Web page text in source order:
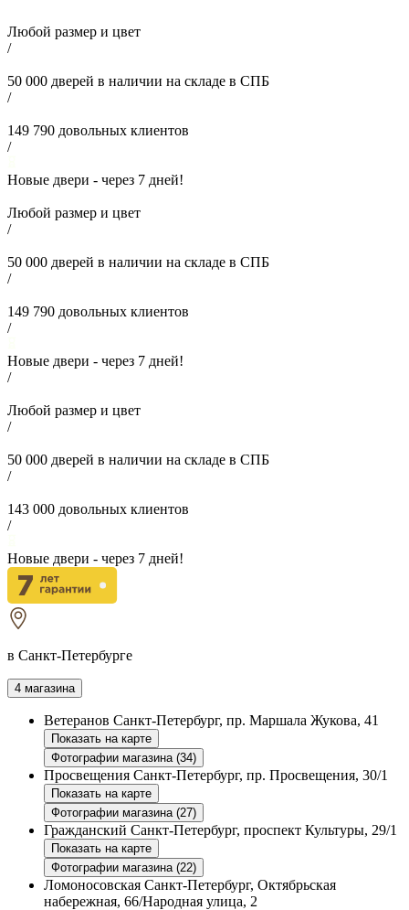
Любой размер и цвет
/
50 000 дверей в наличии на складе в СПБ
/
149 790 довольных клиентов
/
Новые двери - через 7 дней!
Любой размер и цвет
/
50 000 дверей в наличии на складе в СПБ
/
149 790 довольных клиентов
/
Новые двери - через 7 дней!
/
Любой размер и цвет
/
50 000 дверей в наличии на складе в СПБ
/
143 000 довольных клиентов
/
Новые двери - через 7 дней!
в Санкт-Петербурге
4 магазина
Ветеранов Санкт-Петербург, пр. Маршала Жукова, 41
Показать на карте
Фотографии магазина (34)
Просвещения Санкт-Петербург, пр. Просвещения, 30/1
Показать на карте
Фотографии магазина (27)
Гражданский Санкт-Петербург, проспект Культуры, 29/1
Показать на карте
Фотографии магазина (22)
Ломоносовская Санкт-Петербург, Октябрьская
набережная, 66/Народная улица, 2